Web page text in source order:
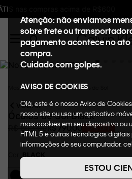
Ganhe 10% de
Atenção: não enviamos
sobre frete ou
pagamento acontece no ato
compra.
Cuidado com golpes.
AVISO DE COOKIES
Olá, este é o nosso Aviso de
nosso site ou usa um aplicativo
mais cookies em seu dispositivo ou
HTML 5 e outras tecnologias
informações de seu computador,
de cookies, informaremos quais
suas funções. A forma como
ESTOU
Masculino Acessórios Óculos de Sol
VOLTAR
Óculos de Sol Black
893,00R$790,00 12%OFF